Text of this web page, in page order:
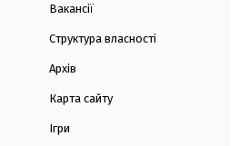
Вакансії
Структура власності
Архів
Карта сайту
Ігри